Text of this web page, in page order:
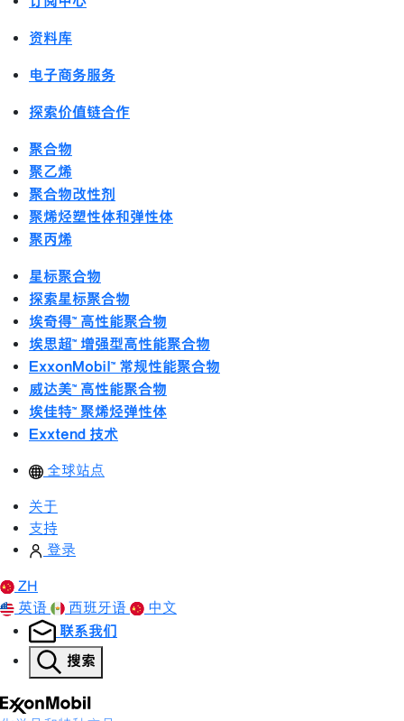
资料库
电子商务服务
探索价值链合作
聚合物
聚乙烯
聚合物改性剂
聚烯烃塑性体和弹性体
聚丙烯
星标聚合物
探索星标聚合物
埃奇得™ 高性能聚合物
埃思超™ 增强型高性能聚合物
ExxonMobil™ 常规性能聚合物
威达美™ 高性能聚合物
埃佳特™ 聚烯烃弹性体
Exxtend 技术
全球站点
关于
支持
登录
ZH
英语
西班牙语 中文
联系我们
搜索